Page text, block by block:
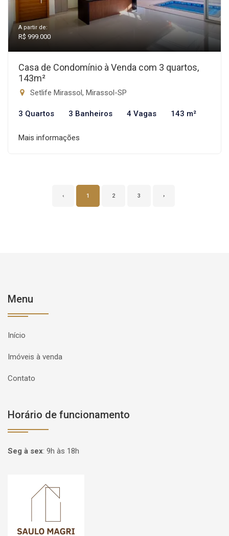
A partir de:
R$ 999.000
Casa de Condomínio à Venda com 3 quartos,
143m²
Setlife Mirassol, Mirassol-SP
3 Quartos 3 Banheiros 4 Vagas 143 m²
Mais informações
‹ 1 2 3 ›
Menu
Início
Imóveis à venda
Contato
Horário de funcionamento
Seg à sex: 9h às 18h
Página inicial